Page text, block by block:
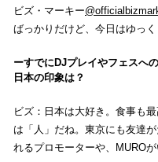
ビズ・マーキー
ばっかりだけど、今日はゆっ
すでにDJプレイやフェスへ
日本の印象は？
ビズ：日本は大好き。食事も
は「人」だね。東京にも友達
れるプロモーターや、MURO